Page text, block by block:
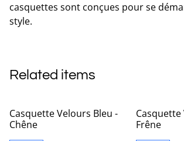
casquettes sont conçues pour se
style.
Related items
Casquette Velours Bleu -
Chêne
Casquette
Frêne